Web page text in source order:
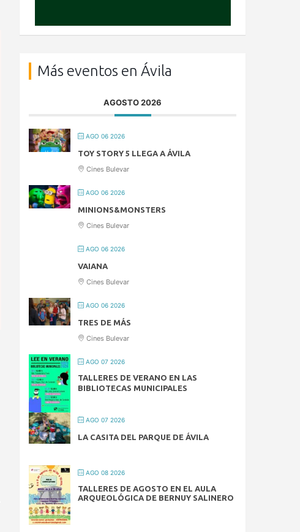
Más eventos en Ávila
AGOSTO 2026
AGO 06 2026
TOY STORY 5 LLEGA A ÁVILA
Cines Bulevar
AGO 06 2026
MINIONS&MONSTERS
Cines Bulevar
AGO 06 2026
VAIANA
Cines Bulevar
AGO 06 2026
TRES DE MÁS
Cines Bulevar
AGO 07 2026
TALLERES DE VERANO EN LAS
BIBLIOTECAS MUNICIPALES
AGO 07 2026
LA CASITA DEL PARQUE DE ÁVILA
AGO 08 2026
TALLERES DE AGOSTO EN EL AULA
ARQUEOLÓGICA DE BERNUY SALINERO